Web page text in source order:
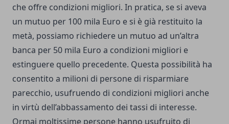
che offre condizioni migliori. In pratica, se si aveva
un mutuo per 100 mila Euro e si è già restituito la
metà, possiamo richiedere un mutuo ad un’altra
banca per 50 mila Euro a condizioni migliori e
estinguere quello precedente. Questa possibilità ha
consentito a milioni di persone di risparmiare
parecchio, usufruendo di condizioni migliori anche
in virtù dell’abbassamento dei tassi di interesse.
Ormai moltissime persone hanno usufruito di